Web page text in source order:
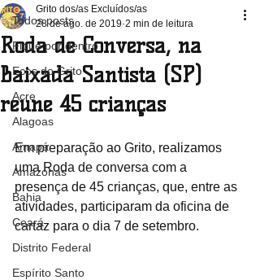
Todos posts
Fique por dentro
Ecos do Grito
Acre
Alagoas
Amapá
Amazonas
Bahia
Ceará
Distrito Federal
Espírito Santo
Roda de Conversa, na
Baixada Santista (SP)
reúne 45 crianças
Grito dos/as Excluídos/as
28 de ago. de 2019 2 min de leitura
Em preparação ao Grito, realizamos
uma Roda de conversa com a
presença de 45 crianças, que, entre as
atividades, participaram da oficina de
cartaz para o dia 7 de setembro.